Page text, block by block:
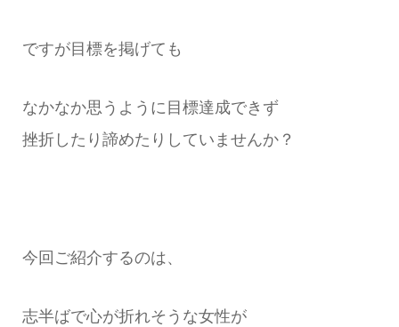
ですが目標を掲げても
なかなか思うように目標達成できず
挫折したり諦めたりしていませんか？
今回ご紹介するのは、
志半ばで心が折れそうな女性が